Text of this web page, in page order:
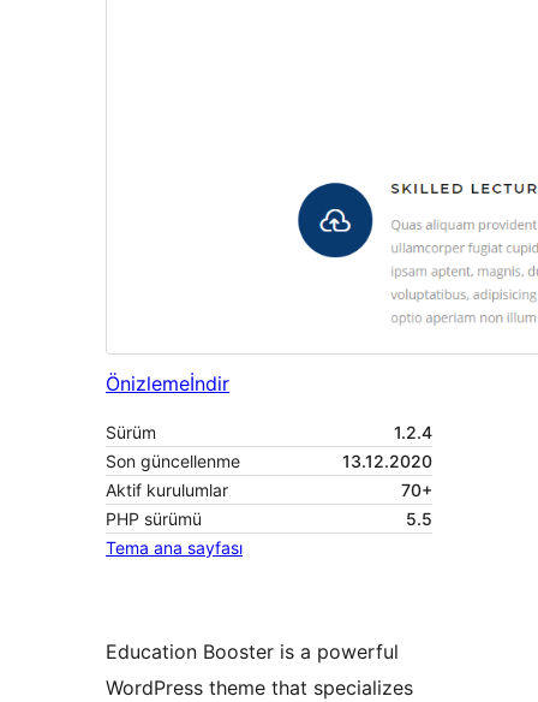
Önizlemeİndir
Sürüm
1.2.4
Son güncellenme
13.12.2020
Aktif kurulumlar
70+
PHP sürümü
5.5
Tema ana sayfası
Education Booster is a powerful
WordPress theme that specializes